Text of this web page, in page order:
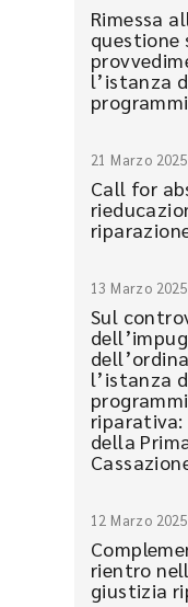
Rimessa
questione
l’istanza
21 Marzo 2025
Call for
13 Marzo 2025
Sul
l’istanza
riparativa:
della
12 Marzo 2025
rientro
giustizia